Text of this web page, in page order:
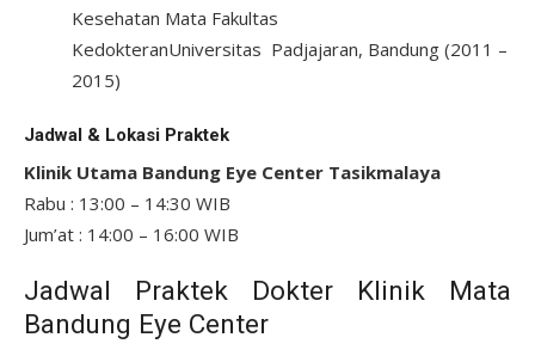
Kesehatan Mata Fakultas
KedokteranUniversitas Padjajaran, Bandung (2011 –
2015)
Jadwal & Lokasi Praktek
Klinik Utama Bandung Eye Center Tasikmalaya
Rabu : 13:00 – 14:30 WIB
Jum’at : 14:00 – 16:00 WIB
Jadwal Praktek Dokter Klinik Mata
Bandung Eye Center